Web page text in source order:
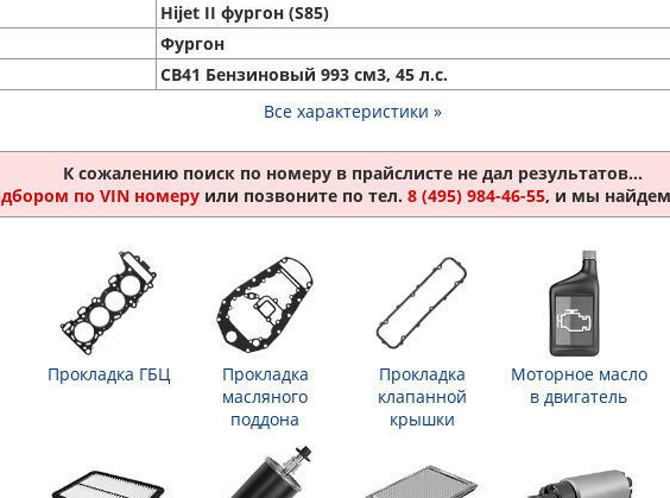
Hijet II фургон (S85)
Фургон
CB41 Бензиновый 993 см3, 45 л.с.
Все характеристики »
К сожалению поиск по номеру в прайслисте не дал результатов...
по VIN номеру или позвоните по тел. 8 (495) 984-46-55, и мы
Прокладка ГБЦ
Прокладка
масляного
поддона
Прокладка
клапанной
крышки
Моторное масло
в двигатель